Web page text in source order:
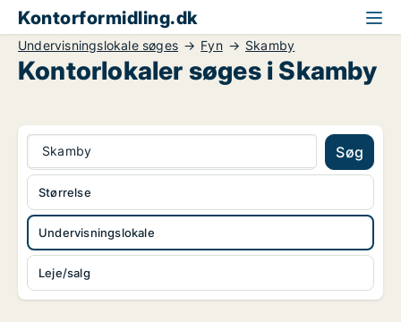
Kontorformidling.dk
Undervisningslokale søges Fyn Skamby
Kontorlokaler søges i Skamby
Skamby Søg
Undervisningslokale
Leje/salg
Størrelse